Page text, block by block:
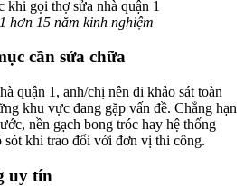
hơn 15 năm kinh nghiệm
cần sửa chữa
quận 1, anh/chị nên đi khảo sát toàn
khu vực đang gặp vấn đề. Chẳng hạn
nền gạch bong tróc hay hệ thống
sót khi trao đổi với đơn vị thi công.
uy tín